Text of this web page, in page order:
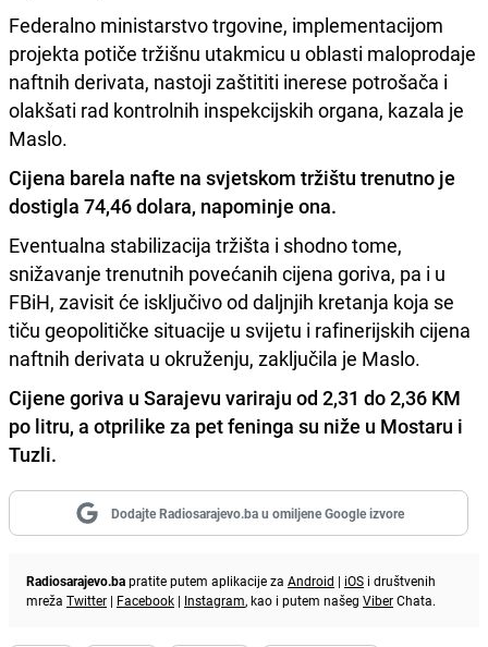
Federalno ministarstvo trgovine, implementacijom
projekta potiče tržišnu utakmicu u oblasti maloprodaje
naftnih derivata, nastoji zaštititi inerese potrošača i
olakšati rad kontrolnih inspekcijskih organa, kazala je
Maslo.
Cijena barela nafte na svjetskom tržištu trenutno je
dostigla 74,46 dolara, napominje ona.
Eventualna stabilizacija tržišta i shodno tome,
snižavanje trenutnih povećanih cijena goriva, pa i u
FBiH, zavisit će isključivo od daljnjih kretanja koja se
tiču geopolitičke situacije u svijetu i rafinerijskih cijena
naftnih derivata u okruženju, zaključila je Maslo.
Cijene goriva u Sarajevu variraju od 2,31 do 2,36 KM
po litru, a otprilike za pet feninga su niže u Mostaru i
Tuzli.
Dodajte Radiosarajevo.ba u omiljene Google izvore
Radiosarajevo.bapratite putem aplikacije za Android | iOS i društvenih
mreža Twitter | Facebook | Instagram, kao i putem našeg ViberChata.